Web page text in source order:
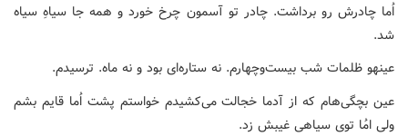
اُما چادرش رو برداشت. چادر تو آسمون چرخ خورد و همه جا سیاهِ سیاه
شد.
عینهو ظلمات شب بیست‌وچهارم. نه ستاره‌ای بود و نه ماه. ترسیدم.
عین بچگی‌هام که از آدما خجالت می‌کشیدم خواستم پشت اُما قایم بشم
ولی امُا توی سیاهی غیبش زد.